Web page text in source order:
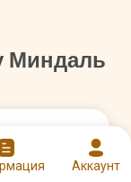
Аккаунт
Миндаль